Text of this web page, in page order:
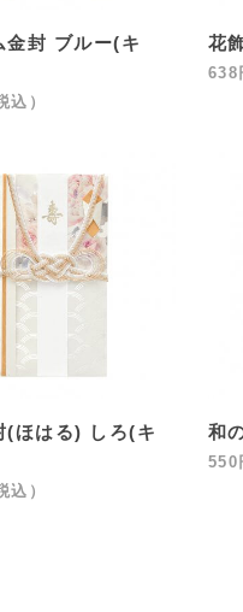
金封 ブルー(キ
込）
花
638
(ほはる) しろ(キ
込）
和
550